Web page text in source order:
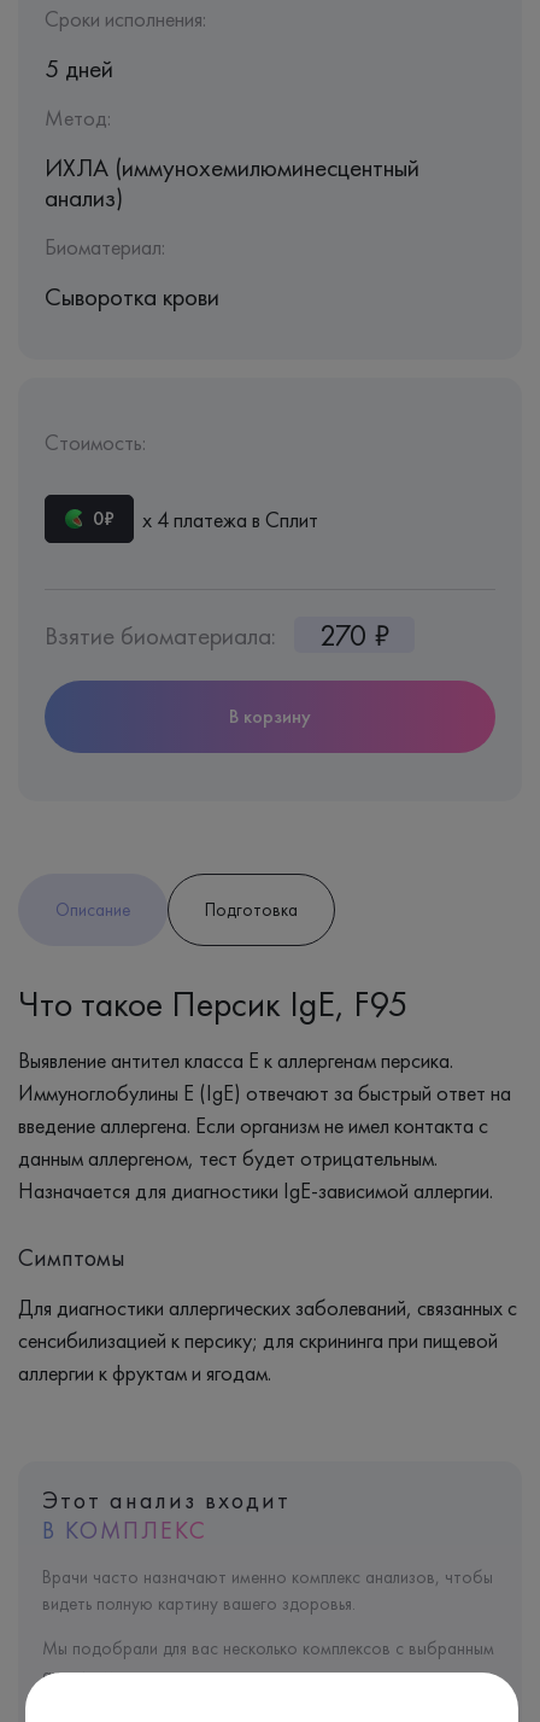
Сроки исполнения:
5 дней
Метод:
ИХЛА (иммунохемилюминесцентный
анализ)
Биоматериал:
Сыворотка крови
Стоимость:
0₽ х 4 платежа в Сплит
Взятие биоматериала: 270 ₽
В корзину
Описание Подготовка
Что такое Персик IgE, F95
Выявление антител класса Е к аллергенам персика.
Иммуноглобулины Е (IgE) отвечают за быстрый ответ на
введение аллергена. Если организм не имел контакта с
данным аллергеном, тест будет отрицательным.
Назначается для диагностики IgE-зависимой аллергии.
Симптомы
Для диагностики аллергических заболеваний, связанных с
сенсибилизацией к персику; для скрининга при пищевой
аллергии к фруктам и ягодам.
Этот анализ входит
В КОМПЛЕКС
Врачи часто назначают именно комплекс анализов, чтобы
видеть полную картину вашего здоровья.
Мы подобрали для вас несколько комплексов с выбранным
анализом: